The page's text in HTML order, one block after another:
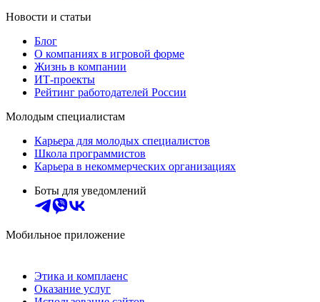
Новости и статьи
Блог
О компаниях в игровой форме
Жизнь в компании
ИТ-проекты
Рейтинг работодателей России
Молодым специалистам
Карьера для молодых специалистов
Школа программистов
Карьера в некоммерческих организациях
Боты для уведомлений
Мобильное приложение
Этика и комплаенс
Оказание услуг